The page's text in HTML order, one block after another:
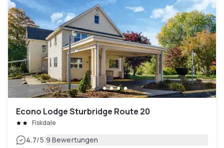
Econo Lodge Sturbridge Route 20
Fiskdale
4.7/5|9 Bewertungen